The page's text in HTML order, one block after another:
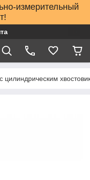
измерительный
цилиндрическим